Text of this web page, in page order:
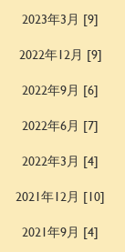
2023年3月 [9]
2022年12月 [9]
2022年9月 [6]
2022年6月 [7]
2022年3月 [4]
2021年12月 [10]
2021年9月 [4]